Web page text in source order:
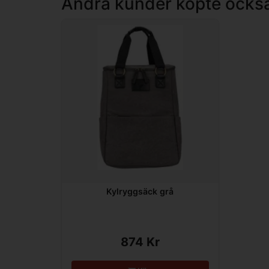
Kylryggsäck grå
874 Kr